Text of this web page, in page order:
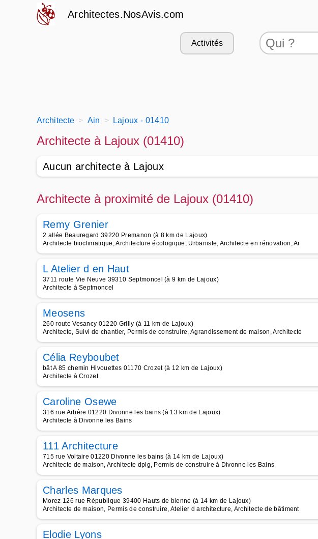
Architectes.NosAvis.com
Activités
Architecte Ain Lajoux - 01410
Architecte à Lajoux (01410)
Aucun architecte à Lajoux
Architecte à proximité de Lajoux (01410)
Remy Grenier
2 allée Beauregard 39220 Premanon (à 8 km de Lajoux)
Architecte bioclimatique, Architecture écologique, Urbaniste, Architecte en rénovation, Ar
L Atelier d en Haut
3711 route Vie Neuve 39310 Septmoncel (à 9 km de Lajoux)
Architecte à Septmoncel
Meosens
260 route Vesancy 01220 Grilly (à 11 km de Lajoux)
Architecte, Suivi de chantier, Permis de construire, Agrandissement de maison, Architecte
Célia Reyboubet
bât A 85 chemin Hivouettes 01170 Crozet (à 12 km de Lajoux)
Architecte à Crozet
Caroline Osewe
316 rue Arbère 01220 Divonne les bains (à 13 km de Lajoux)
Architecte à Divonne les Bains
111 Architecture
715 rue Voltaire 01220 Divonne les bains (à 14 km de Lajoux)
Architecte de maison, Architecte dplg, Permis de construire à Divonne les Bains
Charles Marques
Morez 126 rue République 39400 Hauts de bienne (à 14 km de Lajoux)
Architecte de maison, Permis de construire, Atelier d architecture, Architecte de bâtiment
Elodie Lyons